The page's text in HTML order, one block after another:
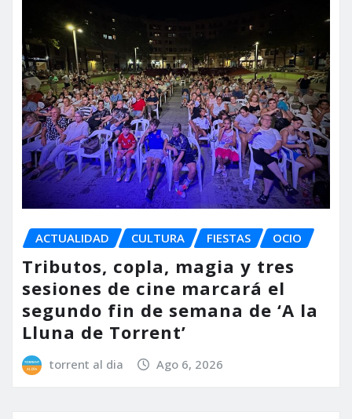
ACTUALIDAD CULTURA FIESTAS OCIO
Tributos, copla, magia y tres
sesiones de cine marcará el
segundo fin de semana de ‘A la
Lluna de Torrent’
torrent al dia Ago 6, 2026